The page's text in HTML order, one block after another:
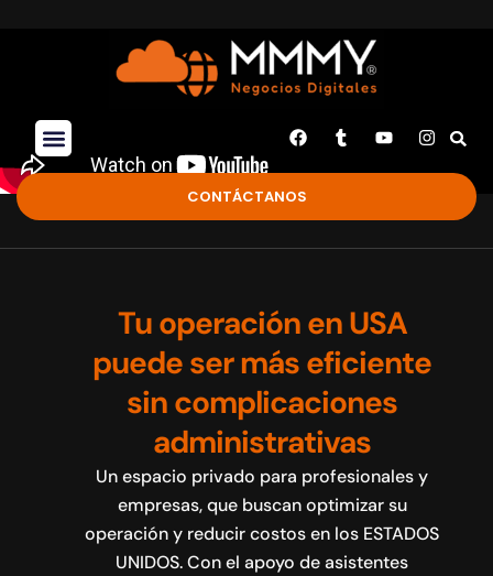
CONTÁCTANOS
Tu operación en USA
puede ser más eficiente
sin complicaciones
administrativas
Un espacio privado para profesionales y
empresas, que buscan optimizar su
operación y reducir costos en los ESTADOS
UNIDOS. Con el apoyo de asistentes